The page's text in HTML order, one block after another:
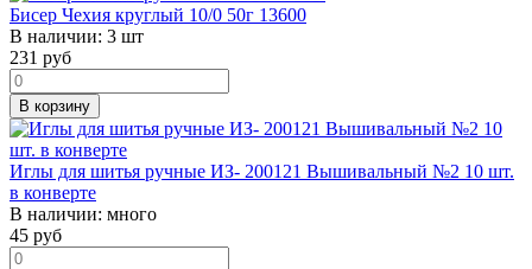
Бисер Чехия круглый 10/0 50г 13600
В наличии: 3 шт
231 руб
В корзину
Иглы для шитья ручные ИЗ- 200121 Вышивальный №2 10 шт.
в конверте
В наличии: много
45 руб